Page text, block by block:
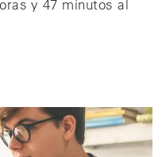
y 47 minutos al